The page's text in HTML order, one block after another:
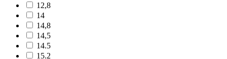
12,8
14
14,8
14,5
14.5
15.2